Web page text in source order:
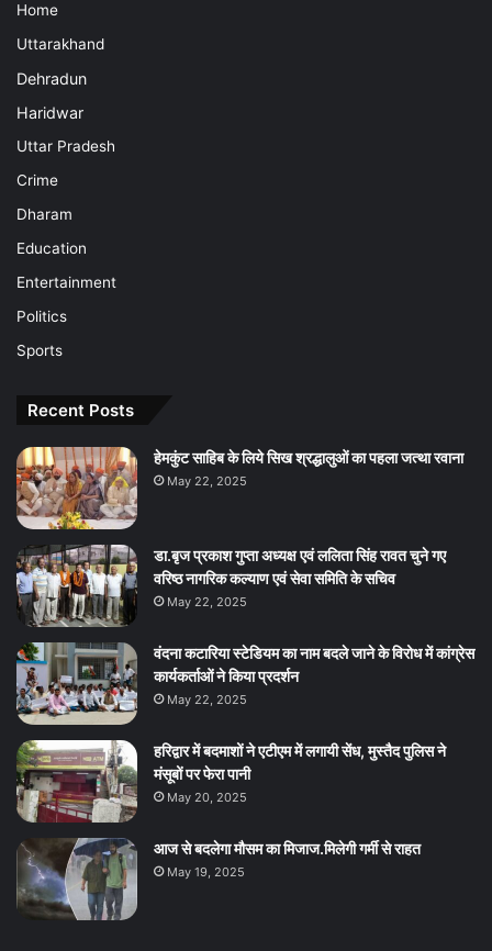
Home
Uttarakhand
Dehradun
Haridwar
Uttar Pradesh
Crime
Dharam
Education
Entertainment
Politics
Sports
Recent Posts
हेमकुंट साहिब के लिये सिख श्रद्धालुओं का पहला जत्था रवाना
May 22, 2025
डा.बृज प्रकाश गुप्ता अध्यक्ष एवं ललिता सिंह रावत चुने गए
वरिष्ठ नागरिक कल्याण एवं सेवा समिति के सचिव
May 22, 2025
वंदना कटारिया स्टेडियम का नाम बदले जाने के विरोध में कांग्रेस
कार्यकर्ताओं ने किया प्रदर्शन
May 22, 2025
हरिद्वार में बदमाशों ने एटीएम में लगायी सेंध, मुस्तैद पुलिस ने
मंसूबों पर फेरा पानी
May 20, 2025
आज से बदलेगा मौसम का मिजाज.मिलेगी गर्मी से राहत
May 19, 2025